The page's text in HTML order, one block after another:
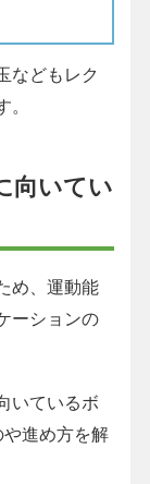
などもレク
向いてい
め、運動能
ーションの
いているボ
進め方を解